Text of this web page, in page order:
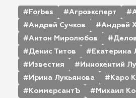
Forbes Агроэксперт
Андрей Сучков
Андрей
Антон Миролюбов
Денис Титов
Екатерина
Известия
Иннокентий
Ирина Лукьянова
Каро
КоммерсантЪ
Михаил